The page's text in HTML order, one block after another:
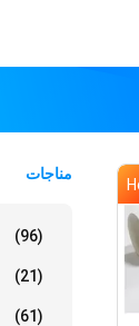
مناجات
(96)
(21)
(61)